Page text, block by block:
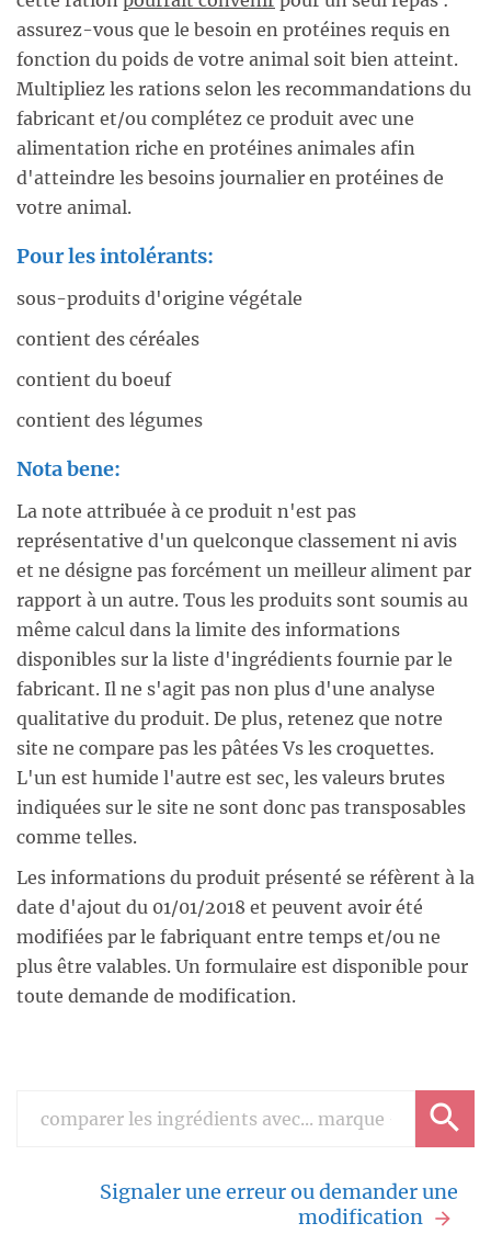
assurez-vous que le besoin en protéines requis en
fonction du poids de votre animal soit bien atteint.
Multipliez les rations selon les recommandations du
fabricant et/ou complétez ce produit avec une
alimentation riche en protéines animales afin
d'atteindre les besoins journalier en protéines de
votre animal.
Pour les intolérants:
sous-produits d'origine végétale
contient des céréales
contient du boeuf
contient des légumes
Nota bene:
La note attribuée à ce produit n'est pas
représentative d'un quelconque classement ni avis
et ne désigne pas forcément un meilleur aliment par
rapport à un autre. Tous les produits sont soumis au
même calcul dans la limite des informations
disponibles sur la liste d'ingrédients fournie par le
fabricant. Il ne s'agit pas non plus d'une analyse
qualitative du produit. De plus, retenez que notre
site ne compare pas les pâtées Vs les croquettes.
L'un est humide l'autre est sec, les valeurs brutes
indiquées sur le site ne sont donc pas transposables
comme telles.
Les informations du produit présenté se réfèrent à la
date d'ajout du 01/01/2018 et peuvent avoir été
modifiées par le fabriquant entre temps et/ou ne
plus être valables. Un formulaire est disponible pour
toute demande de modification.
Signaler une erreur ou demander une
modification